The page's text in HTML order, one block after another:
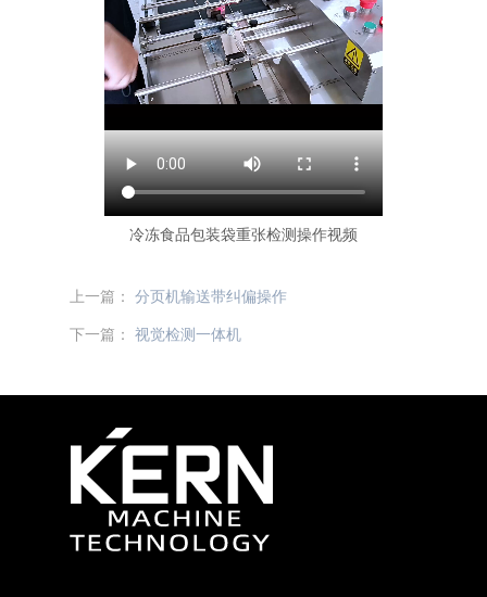
冷冻食品包装袋重张检测操作视频
上一篇： 分页机输送带纠偏操作
下一篇： 视觉检测一体机